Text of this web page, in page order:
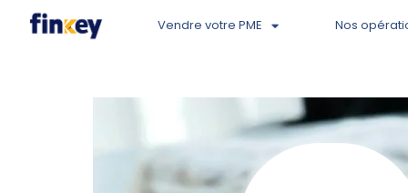
Vendre votre PME Nos